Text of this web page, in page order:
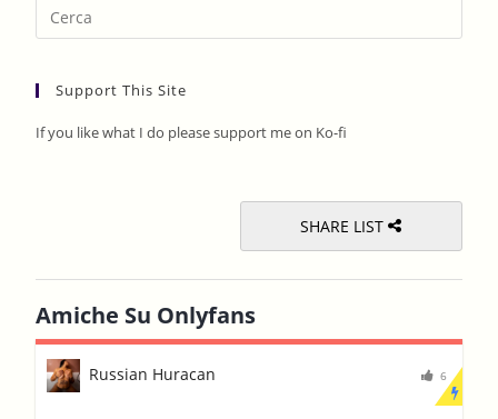
Support This Site
If you like what I do please support me on Ko-fi
SHARE LIST
Amiche Su Onlyfans
Russian Huracan 6